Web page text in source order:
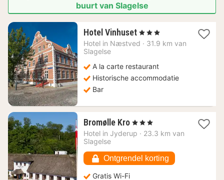
buurt van Slagelse
Hotel Vinhuset 2
nachten
€
, 3 Sterren
Hotel in Næstved · 31.9 km van
Slagelse
A la carte restaurant
Historische accommodatie
Bar
Bromølle Kro 1
nacht
vanaf
€
, 3 Sterren
Hotel in Jyderup · 23.3 km van
Slagelse
Ontgrendel korting
Gratis Wi-Fi